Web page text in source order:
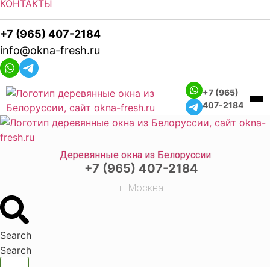
КОНТАКТЫ
+7 (965) 407-2184
info@okna-fresh.ru
+7 (965)
407-2184
Деревянные окна из Белоруссии
+7 (965) 407-2184
г. Москва
Search
Search